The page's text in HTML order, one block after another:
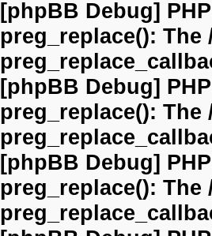
[phpBB Debug]
preg_replace():
[phpBB Debug]
preg_replace():
[phpBB Debug]
preg_replace():